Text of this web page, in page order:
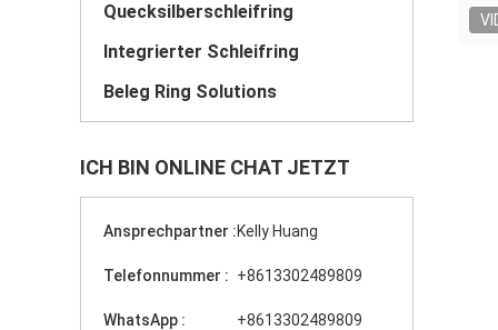
Quecksilberschleifring
Integrierter Schleifring
Beleg Ring Solutions
ICH BIN ONLINE CHAT JETZT
Ansprechpartner :Kelly Huang
Telefonnummer : +8613302489809
WhatsApp : +8613302489809